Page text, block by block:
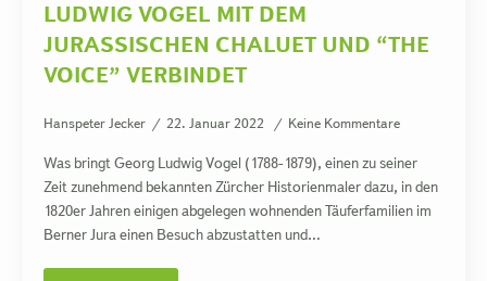
LUDWIG VOGEL MIT DEM
JURASSISCHEN CHALUET UND “THE
VOICE” VERBINDET
Hanspeter Jecker 22. Januar 2022 Keine Kommentare
Was bringt Georg Ludwig Vogel (1788-1879), einen zu seiner
Zeit zunehmend bekannten Zürcher Historienmaler dazu, in den
1820er Jahren einigen abgelegen wohnenden Täuferfamilien im
Berner Jura einen Besuch abzustatten und…